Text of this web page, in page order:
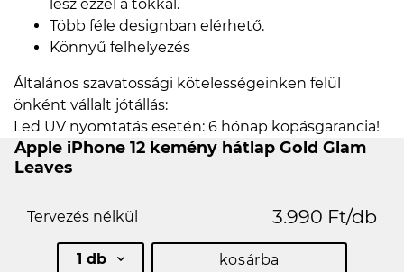
lesz ezzel a tokkal.
Több féle designban elérhető.
Könnyű felhelyezés
Általános szavatossági kötelességeinken felül
önként vállalt jótállás:
Led UV nyomtatás esetén: 6 hónap kopásgarancia!
Apple iPhone 12 kemény hátlap Gold Glam
Leaves
Tervezés nélkül 3.990 Ft/db
1 db kosárba